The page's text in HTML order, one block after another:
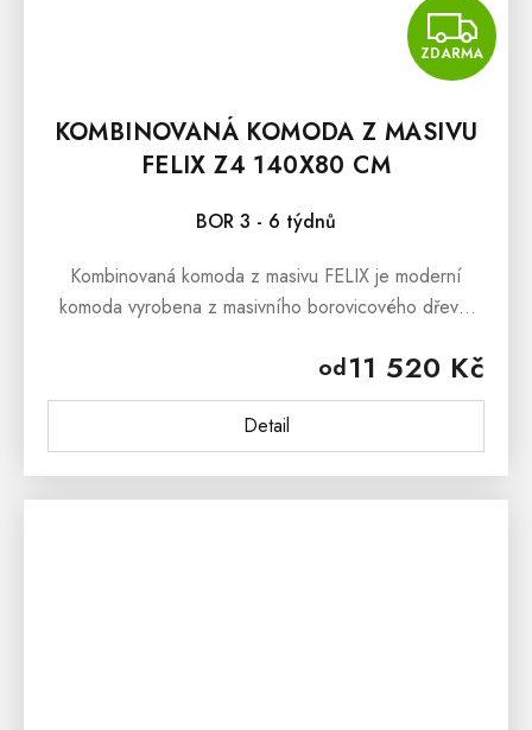
ZDARMA
KOMBINOVANÁ KOMODA Z MASIVU
FELIX Z4 140X80 CM
BOR 3 - 6 týdnů
od11 520 Kč
Detail
Kombinovaná komoda z masivu FELIX je moderní
komoda vyrobena z masivního borovicového dřeva,
nadčasovým vzhledem....